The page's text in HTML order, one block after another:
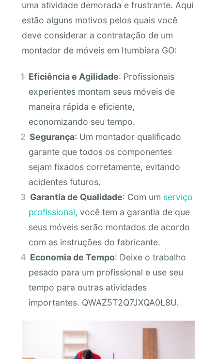
uma atividade demorada e frustrante. Aqui
estão alguns motivos pelos quais você
deve considerar a contratação de um
montador de móveis em Itumbiara GO:
Eficiência e Agilidade: Profissionais
experientes montam seus móveis de
maneira rápida e eficiente,
economizando seu tempo.
Segurança: Um montador qualificado
garante que todos os componentes
sejam fixados corretamente, evitando
acidentes futuros.
Garantia de Qualidade: Com um serviço
profissional, você tem a garantia de que
seus móveis serão montados de acordo
com as instruções do fabricante.
Economia de Tempo: Deixe o trabalho
pesado para um profissional e use seu
tempo para outras atividades
importantes. QWAZ5T2Q7JXQA0L8U.